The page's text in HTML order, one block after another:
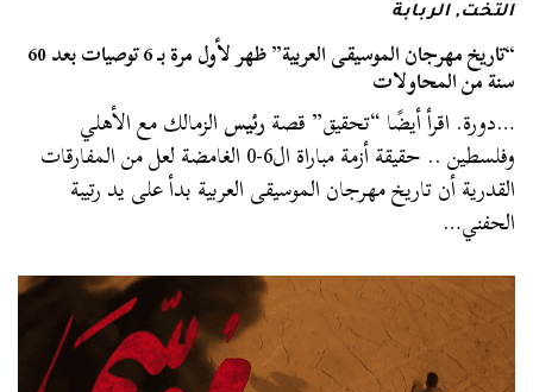
التخت,الربابة
“تاريخ مهرجان الموسيقى العربية” ظهر لأول مرة بـ 6 توصيات بعد 60
سنة من المحاولات
…دورة. اقرأ أيضًا “تحقيق” قصةرئيسالزمالك مع الأهلي
وفلسطين .. حقيقة أزمة مباراة ال6-0 الغامضة لعل من المفارقات
القدرية أن تاريخ مهرجان الموسيقى العربية بدأ على يد رتيبة
الحفني…